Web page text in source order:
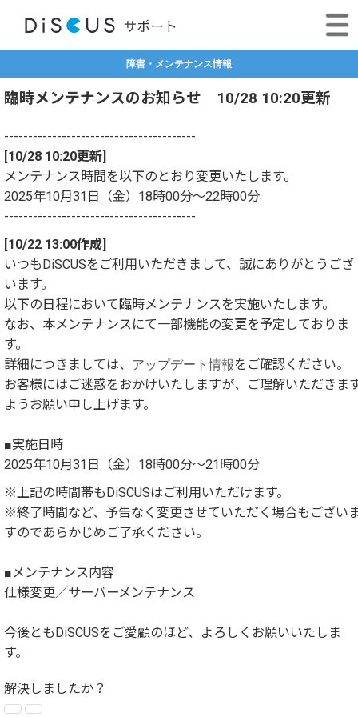
障害・メンテナンス情報
臨時メンテナンスのお知らせ 10/28 10:20更新
----------------------------------------
[10/28 10:20更新]
メンテナンス時間を以下のとおり変更いたします。
2025年10月31日（金）18時00分～22時00分
----------------------------------------
[10/22 13:00作成]
いつもDiSCUSをご利用いただきまして、誠にありがとうござ
います。
以下の日程において臨時メンテナンスを実施いたします。
なお、本メンテナンスにて一部機能の変更を予定しておりま
す。
詳細につきましては、 アップデート情報をご確認ください。
お客様にはご迷惑をおかけいたしますが、ご理解いただきま
ようお願い申し上げます。
■実施日時
2025年10月31日（金）18時00分～21時00分
※上記の時間帯もDiSCUSはご利用いただけます。
※終了時間など、予告なく変更させていただく場合もござい
すのであらかじめご了承ください。
■メンテナンス内容
仕様変更／サーバーメンテナンス
今後ともDiSCUSをご愛顧のほど、よろしくお願いいたしま
す。
解決しましたか？